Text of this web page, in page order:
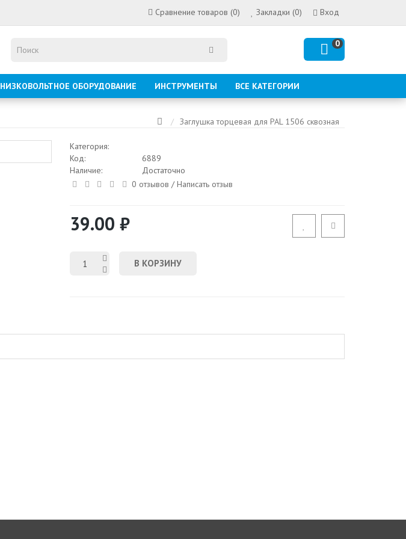
Вход
Закладки (0)
Сравнение товаров (0)
0
НИЗКОВОЛЬТНОЕ ОБОРУДОВАНИЕ ИНСТРУМЕНТЫ ВСЕ КАТЕГОРИИ
Заглушка торцевая для PAL 1506 сквозная
Категория:
Код:
6889
Наличие:
Достаточно
0 отзывов /Написать отзыв
39.00 ₽
В КОРЗИНУ